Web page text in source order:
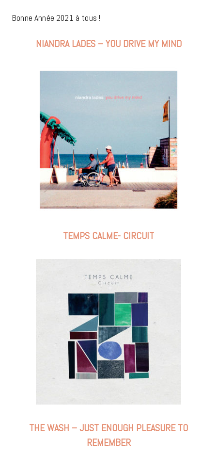
Bonne Année 2021 à tous !
NIANDRA LADES – YOU DRIVE MY MIND
TEMPS CALME- CIRCUIT
THE WASH – JUST ENOUGH PLEASURE TO
REMEMBER